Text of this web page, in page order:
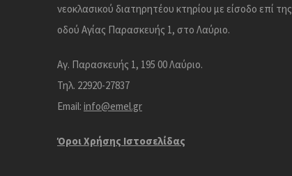
νεοκλασικού διατηρητέου κτηρίου με είσοδο επί της
οδού Αγίας Παρασκευής 1, στο Λαύριο.
Αγ. Παρασκευής 1, 195 00 Λαύριο.
Τηλ. 22920-27837
Email: info@emel.gr
Όροι Χρήσης Iστοσελίδας